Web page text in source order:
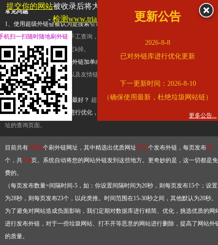
常见问题
1、使用超级外链会被认为是搜索引擎优化作弊吗？ 超级外链只是一个简便而集成
查询工具，模拟的是正常手工查询，不是作弊。如果是作弊，那您可以使用超级外
推广竞争对手的网址，让它k掉。
2、网站优化单纯依靠超级外链加单向链接可行吗？
链，需要结合普通的外链以及友情链接，您可以到站长论坛发布外链，到友情链接
台交换友情链接。
3、如何使用超级外链效果最好？ 超级外链不同于普通的外链，它是动态的链接，
有频繁使用超级外链工具进行优化，才能获得稳定的外链
，最终使搜索引擎收录带
址的查询页面。
目前共有13264个刷外链网址，其中精选出优质网址3332个发布外链，每页发布10
个，共334页。系统自动将您的网站外链发到这些地方。更奇妙的是，这一切都是免
费的。
（每页发布数量=间隔时间-5，如：你设置间隔时间为20秒，则每页发布15个；设置
为28秒，则每页发布23个，以此类推。时间范围在15-30秒之间，其他默认为20秒
为了避免对网站造成负面影响，我们定期对数据库进行精简、优化，挑选优质的网
进行发布外链，对于一些垃圾网站、打不开等恶意的网站进行删除，提高了网站外
的质量。
提交你的网站被收录后将大幅提升流量和外链，
查看展示页面
- 检测www.triangle.com.cn是否收录
更新公告
2026-8-8
已对外链库进行优化更新
下一更新时间：2026-8-10
（确保使用最新，杜绝垃圾网站链）
更多公告...
机扫一扫随时随地刷外链